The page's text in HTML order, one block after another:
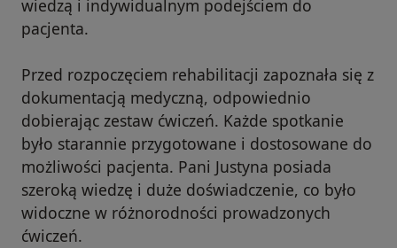
wiedzą i indywidualnym podejściem do
pacjenta.
Przed rozpoczęciem rehabilitacji zapoznała się z
dokumentacją medyczną, odpowiednio
dobierając zestaw ćwiczeń. Każde spotkanie
było starannie przygotowane i dostosowane do
możliwości pacjenta. Pani Justyna posiada
szeroką wiedzę i duże doświadczenie, co było
widoczne w różnorodności prowadzonych
ćwiczeń.